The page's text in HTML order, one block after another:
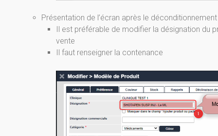
Présentation de l’écran après le déconditionnement
Il est préférable de modifier la désignation du
vente
Il faut renseigner la contenance